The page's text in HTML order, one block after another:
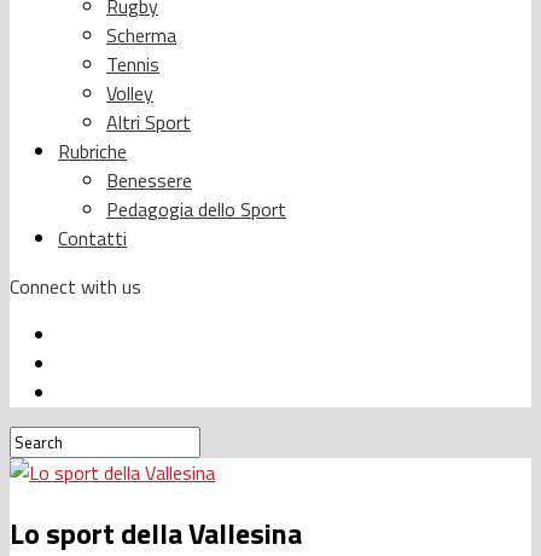
Rugby
Scherma
Tennis
Volley
Altri Sport
Rubriche
Benessere
Pedagogia dello Sport
Contatti
Connect with us
Lo sport della Vallesina